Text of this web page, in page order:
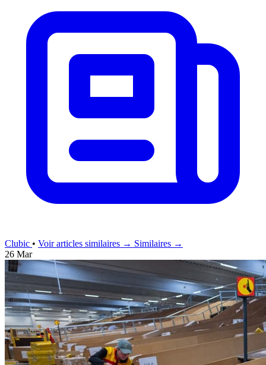
Clubic • Voir articles similaires → Similaires →
26 Mar